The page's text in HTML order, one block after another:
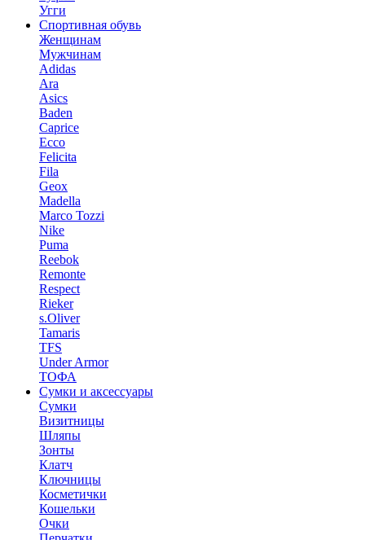
Угги
Спортивная обувь
Женщинам
Мужчинам
Adidas
Ara
Asics
Baden
Caprice
Ecco
Felicita
Fila
Geox
Madella
Marco Tozzi
Nike
Puma
Reebok
Remonte
Respect
Rieker
s.Oliver
Tamaris
TFS
Under Armor
ТОФА
Сумки и аксессуары
Сумки
Визитницы
Шляпы
Зонты
Клатч
Ключницы
Косметички
Кошельки
Очки